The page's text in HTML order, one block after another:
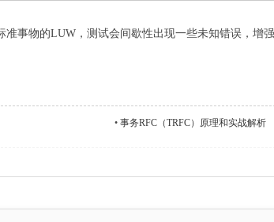
准事物的LUW，测试会间歇性出现一些未知错误，增
• 事务RFC（TRFC）原理和实战解析